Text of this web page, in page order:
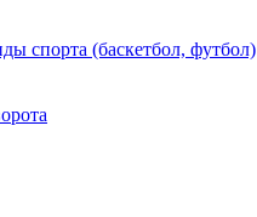
спорта (баскетбол, футбол)